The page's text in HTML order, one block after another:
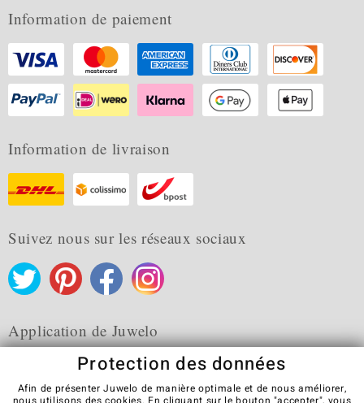
Information de paiement
Information de livraison
Suivez nous sur les réseaux sociaux
Application de Juwelo
Protection des données
Afin de présenter Juwelo de manière optimale et de nous améliorer,